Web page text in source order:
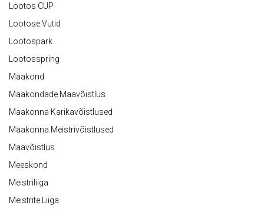
Lootos CUP
Lootose Vutid
Lootospark
Lootosspring
Maakond
Maakondade Maavõistlus
Maakonna Karikavõistlused
Maakonna Meistrivõistlused
Maavõistlus
Meeskond
Meistriliiga
Meistrite Liiga